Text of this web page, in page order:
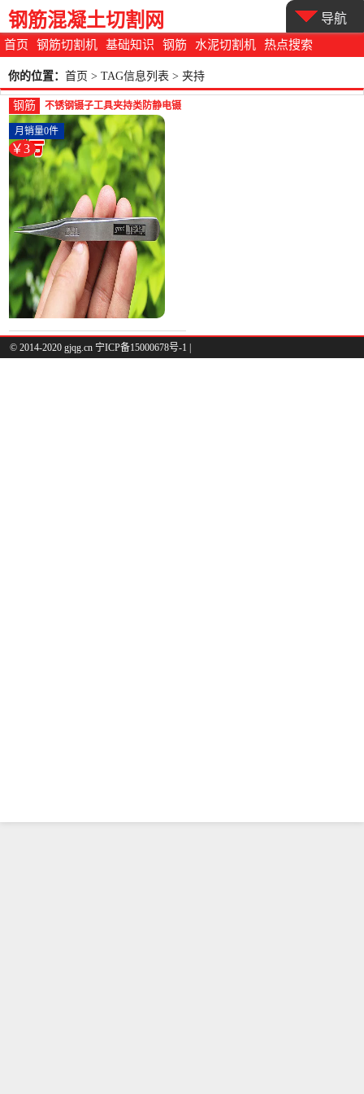
首页 钢筋切割机 基础知识 钢筋 水泥切割机 热点搜索
钢筋混凝土切割网 导航
你的位置： 首页 > TAG信息列表 > 夹持
钢筋
不锈钢镊子工具夹持类防静电镊
子塑料棒塑料尖头圆头各-圆棒
钢(建翔家居专营店仅售2.76元)
￥3
月销量0件
© 2014-2020 gjqg.cn 宁ICP备15000678号-1 |